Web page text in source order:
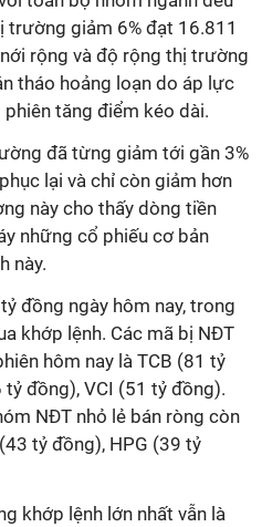
trường giảm 6% đạt 16.811
rộng và độ rộng thị trường
tháo hoảng loạn do áp lực
tăng điểm kéo dài.
đã từng giảm tới gần 3%
lại và chỉ còn giảm hơn
này cho thấy dòng tiền
những cổ phiếu cơ bản
này.
đồng ngày hôm nay, trong
khớp lệnh. Các mã bị NĐT
hôm nay là TCB (81 tỷ
đồng), VCI (51 tỷ đồng).
NĐT nhỏ lẻ bán ròng còn
tỷ đồng), HPG (39 tỷ
khớp lệnh lớn nhất vẫn là